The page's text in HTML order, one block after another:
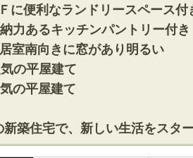
に便利なランドリースペース付
力あるキッチンパントリー付き
室南向きに窓があり明るい
の平屋建て
の平屋建て
新築住宅で、新しい生活をスタ